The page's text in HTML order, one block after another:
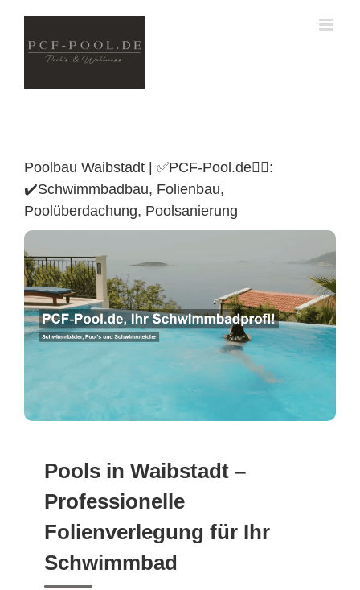
content
Poolbau Waibstadt | ✅PCF-Pool.de🏊🏼:
✔️Schwimmbadbau, Folienbau,
Poolüberdachung, Poolsanierung
Pools in Waibstadt –
Professionelle
Folienverlegung für Ihr
Schwimmbad